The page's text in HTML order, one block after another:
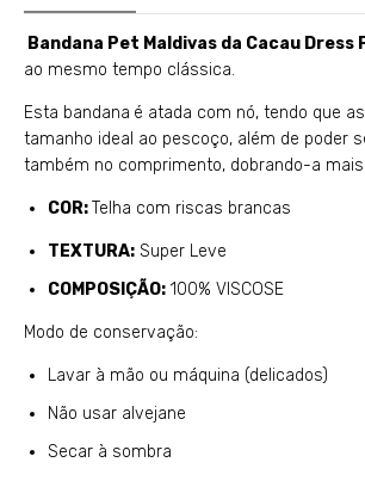
Bandana Pet Maldivas da Cacau Dress
ao mesmo tempo clássica.
Esta bandana é atada com nó, tendo que
tamanho ideal ao pescoço, além de poder
também no comprimento, dobrando-a
COR:Telha com riscas brancas
TEXTURA: Super Leve
COMPOSIÇÃO: 100% VISCOSE
Modo de conservação:
Lavar à mão ou máquina (delicados)
Não usar alvejane
Secar à sombra